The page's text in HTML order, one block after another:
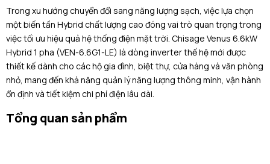
Trong xu hướng chuyển đổi sang năng lượng sạch, việc lựa chọn
một biến tần Hybrid chất lượng cao đóng vai trò quan trọng trong
việc tối ưu hiệu quả hệ thống điện mặt trời. Chisage Venus 6.6kW
Hybrid 1 pha (VEN-6.6G1-LE) là dòng inverter thế hệ mới được
thiết kế dành cho các hộ gia đình, biệt thự, cửa hàng và văn phòng
nhỏ, mang đến khả năng quản lý năng lượng thông minh, vận hành
ổn định và tiết kiệm chi phí điện lâu dài.
Tổng quan sản phẩm